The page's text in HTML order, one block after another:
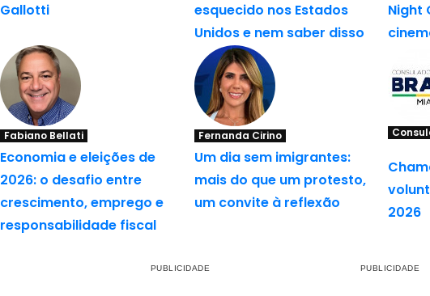
Gallotti
esquecido nos Estados
Unidos e nem saber disso
Night
Fabiano Bellati
Economia e eleições de
2026: o desafio entre
crescimento, emprego e
responsabilidade fiscal
Fernanda Cirino
Um dia sem imigrantes:
mais do que um protesto,
um convite à reflexão
2026